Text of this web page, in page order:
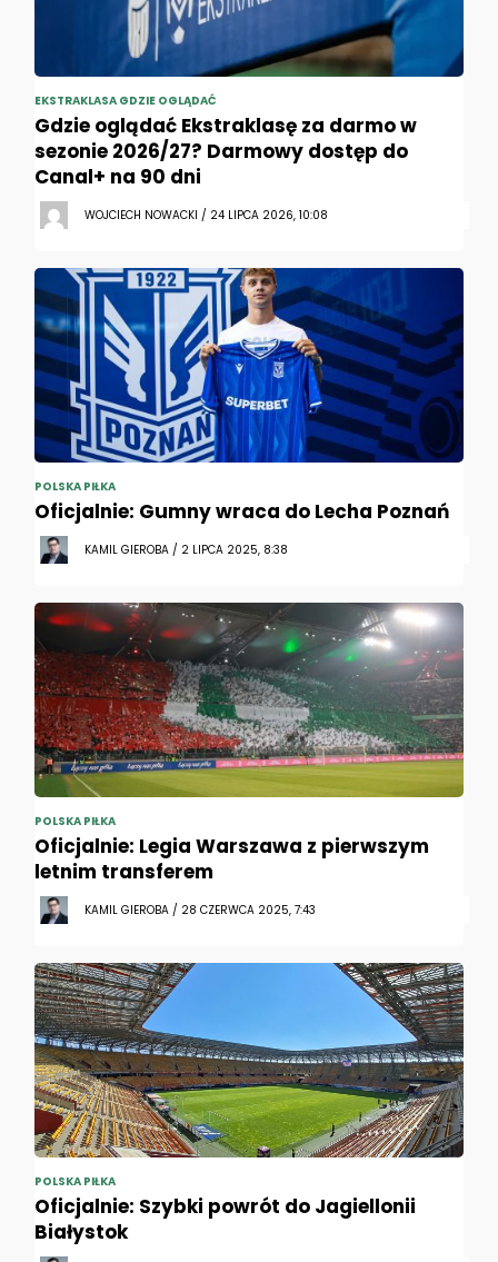
EKSTRAKLASA GDZIE OGLĄDAĆ
Gdzie oglądać Ekstraklasę za darmo w
sezonie 2026/27? Darmowy dostęp do
Canal+ na 90 dni
WOJCIECH NOWACKI / 24 LIPCA 2026, 10:08
POLSKA PIŁKA
Oficjalnie: Gumny wraca do Lecha Poznań
KAMIL GIEROBA / 2 LIPCA 2025, 8:38
POLSKA PIŁKA
Oficjalnie: Legia Warszawa z pierwszym
letnim transferem
KAMIL GIEROBA / 28 CZERWCA 2025, 7:43
POLSKA PIŁKA
Oficjalnie: Szybki powrót do Jagiellonii
Białystok